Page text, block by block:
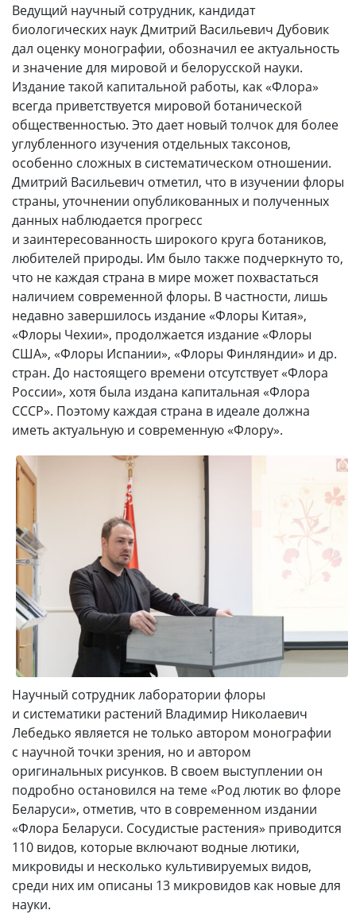
Ведущий научный сотрудник, кандидат
биологических наук Дмитрий Васильевич Дубовик
дал оценку монографии, обозначил ее актуальность
и значение для мировой и белорусской науки.
Издание такой капитальной работы, как «Флора»
всегда приветствуется мировой ботанической
общественностью. Это дает новый толчок для более
углубленного изучения отдельных таксонов,
особенно сложных в систематическом отношении.
Дмитрий Васильевич отметил, что в изучении флоры
страны, уточнении опубликованных и полученных
данных наблюдается прогресс
и заинтересованность широкого круга ботаников,
любителей природы. Им было также подчеркнуто то,
что не каждая страна в мире может похвастаться
наличием современной флоры. В частности, лишь
недавно завершилось издание «Флоры Китая»,
«Флоры Чехии», продолжается издание «Флоры
США», «Флоры Испании», «Флоры Финляндии» и др.
стран. До настоящего времени отсутствует «Флора
России», хотя была издана капитальная «Флора
СССР». Поэтому каждая страна в идеале должна
иметь актуальную и современную «Флору».
Научный сотрудник лаборатории флоры
и систематики растений Владимир Николаевич
Лебедько является не только автором монографии
с научной точки зрения, но и автором
оригинальных рисунков. В своем выступлении он
подробно остановился на теме «Род лютик во флоре
Беларуси», отметив, что в современном издании
«Флора Беларуси. Сосудистые растения» приводится
110 видов, которые включают водные лютики,
микровиды и несколько культивируемых видов,
среди них им описаны 13 микровидов как новые для
науки.